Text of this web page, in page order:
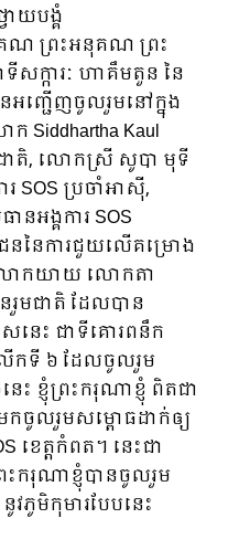
ាយបង្គំ​
ណ ព្រះអនុគណ ព្រះ
ទីសក្ការៈ ហាគឹមតួន នៃ
អញ្ជើញចូលរួមនៅក្នុង
Siddhartha Kaul
រជាតិ, លោកស្រី សូបា មុទី
រ SOS ប្រចាំអាស៊ី,
អង្គការ SOS
នៃ​ការ​ជួយ​លើគម្រោង
ោកយាយ លោកតា
មជាតិ ដែលបាន
នេះ ជាទីគោរពនឹក
ើកទី ៦ ដែលចូលរួម
េះ ខ្ញុំព្រះករុណាខ្ញុំ ពិតជា
កចូលរួមសម្ពោធដាក់ឲ្យ
ខេត្តកំពត​។ នេះជា
ករុណាខ្ញុំបានចូលរួម
វ​ភូមិ​​​កុមារបែបនេះ